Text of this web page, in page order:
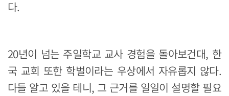
다.
20년이 넘는 주일학교 교사 경험을 돌아보건대, 한
국 교회 또한 학벌이라는 우상에서 자유롭지 않다.
다들 알고 있을 테니, 그 근거를 일일이 설명할 필요